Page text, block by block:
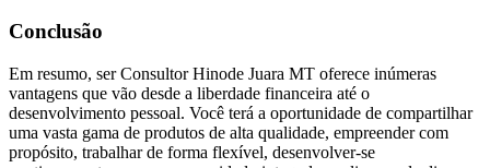
Conclusão
Em resumo, ser Consultor Hinode Juara MT oferece inúmeras
vantagens que vão desde a liberdade financeira até o
desenvolvimento pessoal. Você terá a oportunidade de compartilhar
uma vasta gama de produtos de alta qualidade, empreender com
propósito, trabalhar de forma flexível, desenvolver-se